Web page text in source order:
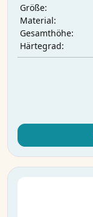
Größe:
Material:
Gesamthöhe:
Härtegrad: